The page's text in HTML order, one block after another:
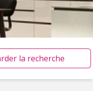
la recherche